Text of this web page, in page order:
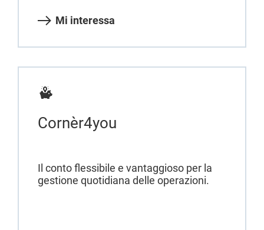
Mi interessa
Cornèr4you
Il conto flessibile e vantaggioso per la
gestione quotidiana delle operazioni.